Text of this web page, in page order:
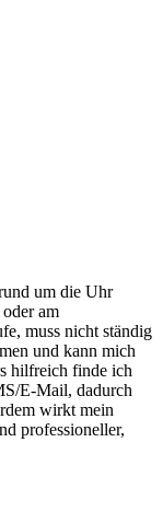
um die Uhr
am
muss nicht ständig
und kann mich
hilfreich finde ich
E-Mail, dadurch
wirkt mein
professioneller,